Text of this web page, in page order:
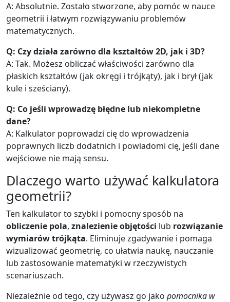
A: Absolutnie. Zostało stworzone, aby pomóc w nauce
geometrii i łatwym rozwiązywaniu problemów
matematycznych.
Q: Czy działa zarówno dla kształtów 2D, jak i 3D?
A: Tak. Możesz obliczać właściwości zarówno dla
płaskich kształtów (jak okręgi i trójkąty), jak i brył (jak
kule i sześciany).
Q: Co jeśli wprowadzę błędne lub niekompletne
dane?
A: Kalkulator poprowadzi cię do wprowadzenia
poprawnych liczb dodatnich i powiadomi cię, jeśli dane
wejściowe nie mają sensu.
Dlaczego warto używać kalkulatora
geometrii?
Ten kalkulator to szybki i pomocny sposób na
obliczenie pola, znalezienie objętości lub rozwiązanie
wymiarów trójkąta. Eliminuje zgadywanie i pomaga
wizualizować geometrię, co ułatwia naukę, nauczanie
lub zastosowanie matematyki w rzeczywistych
scenariuszach.
Niezależnie od tego, czy używasz go jako pomocnika w